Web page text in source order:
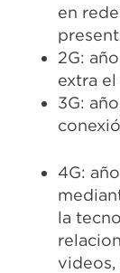
en
2G:
extra
3G:
4G:
la
videos,